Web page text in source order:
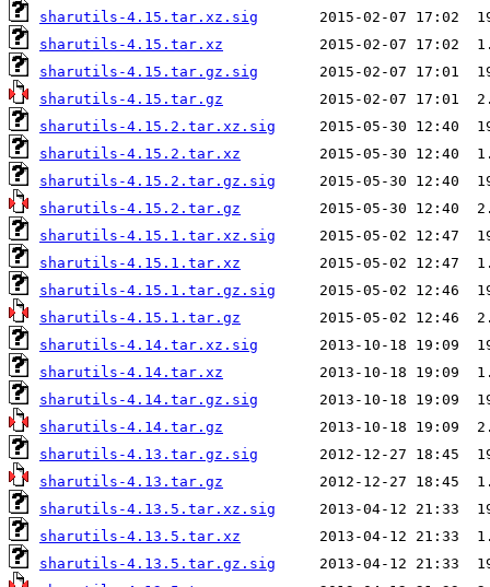
sharutils-4.15.tar.xz.sig
sharutils-4.15.tar.xz
sharutils-4.15.tar.gz.sig
sharutils-4.15.tar.gz
sharutils-4.15.2.tar.xz.sig
sharutils-4.15.2.tar.xz
sharutils-4.15.2.tar.gz.sig
sharutils-4.15.2.tar.gz
sharutils-4.15.1.tar.xz.sig
sharutils-4.15.1.tar.xz
sharutils-4.15.1.tar.gz.sig
sharutils-4.15.1.tar.gz
sharutils-4.14.tar.xz.sig
sharutils-4.14.tar.xz
sharutils-4.14.tar.gz.sig
sharutils-4.14.tar.gz
sharutils-4.13.tar.gz.sig
sharutils-4.13.tar.gz
sharutils-4.13.5.tar.xz.sig
sharutils-4.13.5.tar.xz
sharutils-4.13.5.tar.gz.sig